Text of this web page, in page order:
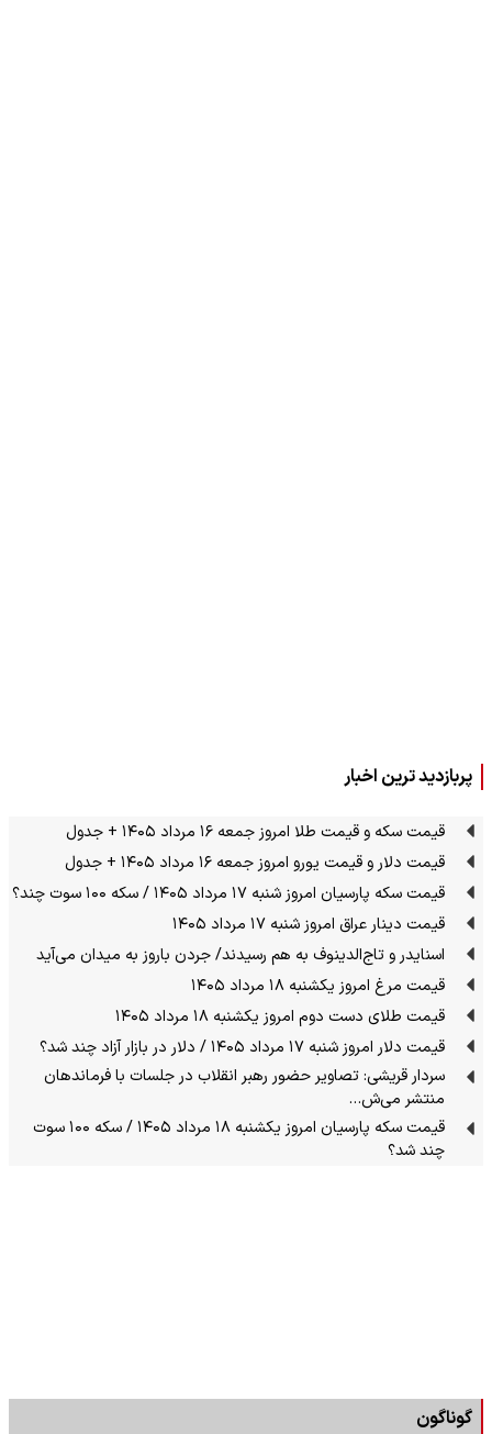
پربازدید ترین اخبار
قیمت سکه و قیمت طلا امروز جمعه ۱۶ مرداد ۱۴۰۵ + جدول
قیمت دلار و قیمت یورو امروز جمعه ۱۶ مرداد ۱۴۰۵ + جدول
قیمت سکه پارسیان امروز شنبه ۱۷ مرداد ۱۴۰۵ / سکه ۱۰۰ سوت چند؟
قیمت دینار عراق امروز شنبه ۱۷ مرداد ۱۴۰۵
اسنایدر و تاج‌الدینوف به هم رسیدند/ جردن باروز به میدان می‌آید
قیمت مرغ امروز یکشنبه ۱۸ مرداد ۱۴۰۵
قیمت طلای دست دوم امروز یکشنبه ۱۸ مرداد ۱۴۰۵
قیمت دلار امروز شنبه ۱۷ مرداد ۱۴۰۵ / دلار در بازار آزاد چند شد؟
سردار قریشی: تصاویر حضور رهبر انقلاب در جلسات با فرماندهان
منتشر می‌ش…
قیمت سکه پارسیان امروز یکشنبه ۱۸ مرداد ۱۴۰۵ / سکه ۱۰۰ سوت
چند شد؟
گوناگون